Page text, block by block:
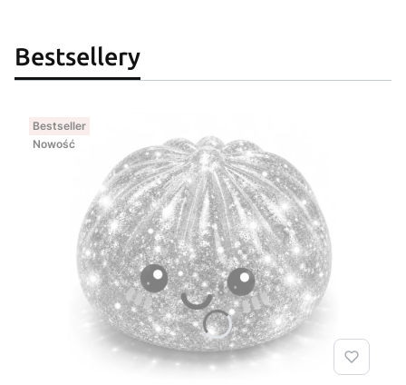
Bestsellery
Bestseller
Nowość